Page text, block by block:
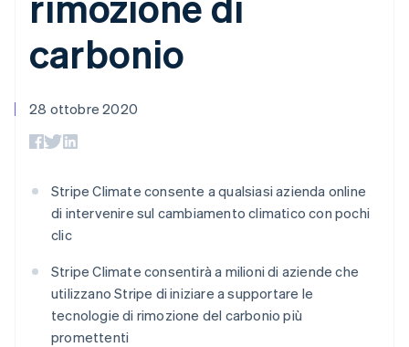
utente
flessibile
Metodi di
pagamento
Accesso a
oltre 125
Pagamenti di
Authorization
ottimizzata
Link
Pagamento
accelerato
Connections
Conti finanziari
collegati
Automazione
della contabilità
Report
personalizzati
Gestione del denaro
SaaS
Gaming
Ospitalità, viaggi e
tempo libero
intrattenimento
Organizzazioni non
profit
Servizi professionali
Gestire gli
Offrire addebiti in base
all'utilizzo
Integrazioni app
Esempi di codice
Blog per sviluppatori
Stato dell'API
Roadmap del prodotto
Conferenza annuale
Sessions
Stripe Press
Contattaci
carbonio
28 ottobre 2020
Stripe Climate consente a qualsiasi azienda online
di intervenire sul cambiamento climatico con pochi
clic
Stripe Climate consentirà a milioni di aziende che
utilizzano Stripe di iniziare a supportare le
tecnologie di rimozione del carbonio più
promettenti